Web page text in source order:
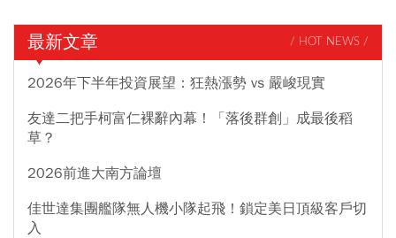
最新文章 / HOT NEWS /
2026年下半年投資展望：狂熱漲勢 vs 嚴峻現實
友達二把手柯富仁裸辭內幕！「落後群創」成最後稻
草？
2026前進大南方論壇
佳世達集團艦隊無人機小隊起飛！鎖定美日頂級客戶切
入